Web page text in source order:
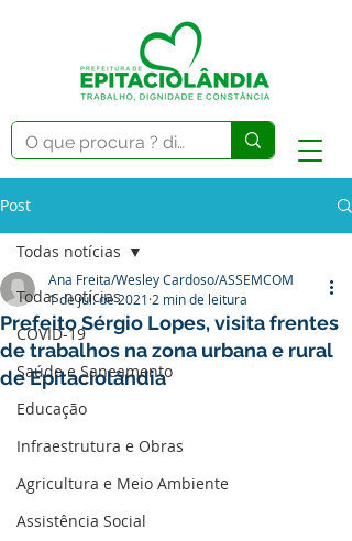
Post
Todas notícias
COVID-19
Saúde e Saneamento
Educação
Infraestrutura e Obras
Agricultura e Meio Ambiente
Assistência Social
Todas notícias
Prefeito Sérgio Lopes, visita frentes
de trabalhos na zona urbana e rural
de Epitaciolândia
Ana Freita/Wesley Cardoso/ASSEMCOM
1 de jul. de 2021 2 min de leitura